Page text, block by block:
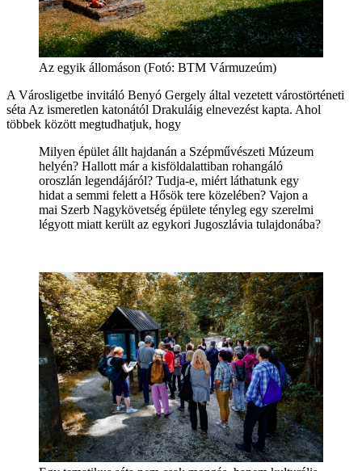
Az egyik állomáson (Fotó: BTM Vármuzeúm)
A Városligetbe invitáló Benyó Gergely által vezetett várostörténeti
séta Az ismeretlen katonától Drakuláig elnevezést kapta. Ahol
többek között megtudhatjuk, hogy
Milyen épület állt hajdanán a Szépművészeti Múzeum
helyén? Hallott már a kisföldalattiban rohangáló
oroszlán legendájáról? Tudja-e, miért láthatunk egy
hidat a semmi felett a Hősök tere közelében? Vajon a
mai Szerb Nagykövetség épülete tényleg egy szerelmi
légyott miatt került az egykori Jugoszlávia tulajdonába?